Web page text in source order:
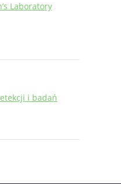
Laboratory
i badań